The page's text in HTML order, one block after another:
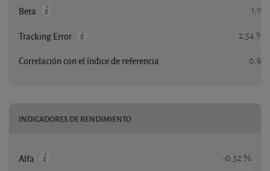
Beta 1,19
Tracking Error 2,54 %
Correlación con el índice de referencia 0,91
INDICADORES DE RENDIMIENTO
Alfa -0,52 %